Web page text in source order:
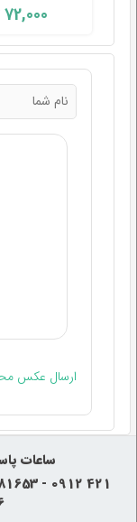
72,000
ارسال عکس
ساعات
- 0912 421